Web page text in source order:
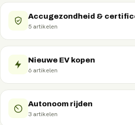
Accugezondheid &
5 artikelen
Nieuwe EV kopen
6 artikelen
Autonoom rijden
3 artikelen